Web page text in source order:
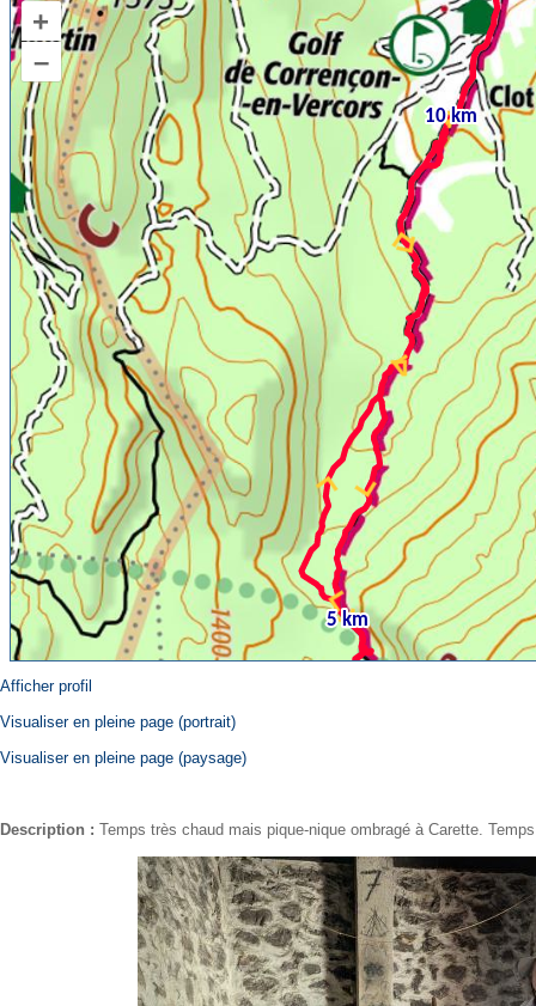
Afficher profil
Visualiser en pleine page (portrait)
Visualiser en pleine page (paysage)
Description : Temps très chaud mais pique-nique ombragé à Carette.